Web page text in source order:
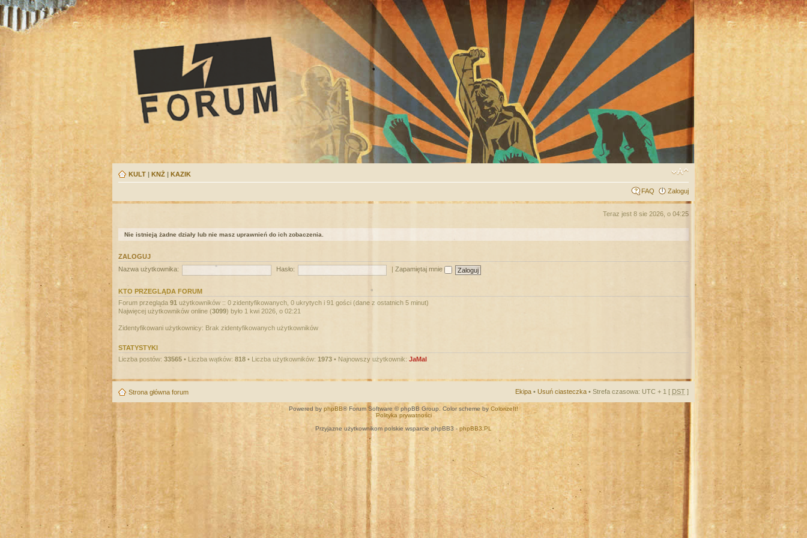
KULT | KNŻ | KAZIK
FAQ Zaloguj
Teraz jest 8 sie 2026, o 04:25
Nie istnieją żadne działy lub nie masz uprawnień do ich zobaczenia.
ZALOGUJ
Nazwa użytkownika:
Hasło: Zapamiętaj mnie
KTO PRZEGLĄDA FORUM
Forum przegląda 91 użytkowników :: 0 zidentyfikowanych, 0 ukrytych i 91 gości (dane z ostatnich 5 minut)
Najwięcej użytkowników online (3099) było 1 kwi 2026, o 02:21
Zidentyfikowani użytkownicy: Brak zidentyfikowanych użytkowników
STATYSTYKI
Liczba postów: 33565 • Liczba wątków: 818 • Liczba użytkowników: 1973 • Najnowszy użytkownik: JaMal
Strona główna forum Ekipa • Usuń ciasteczka • Strefa czasowa: UTC + 1 [ DST ]
Powered by phpBB® Forum Software © phpBB Group. Color scheme by ColorizeIt!
Polityka prywatności
Przyjazne użytkownikom polskie wsparcie phpBB3 - phpBB3.PL